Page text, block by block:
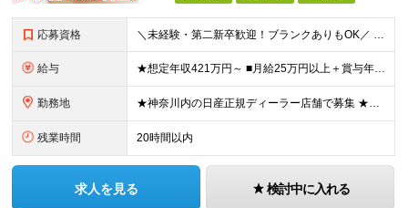
応募資格 ＼未経験・第二新卒歓迎！ブランクありもOK／ ★車に詳しくなくてもOK！ ◆普通自動車運転免許をお持ちの方（AT限定可） ◆専門卒以上 ★こんな方にピッタリです！★ ・「人と話すのが好き」など、接客
給与 ★想定年収421万円～ ■月給25万円以上＋賞与年2回（昨年度実績：4.6ヶ月分）＋各種手当 ★頑張りに応じたインセンティブ・手当が充実！ 「販売台数報奨手当」 「利益報奨手当」 「保険業績手当」
勤務地 ★神奈川内の日産正規ディーラー店舗で募集 ★マイカー・バイク通勤OK！従業員用に駐車場も用意 神奈川県内128店舗のうちから、希望を考慮して決定します。 【新車店舗】 ■横浜市 （鶴見区、神奈川区
残業時間 20時間以内
求人を見る 検討中に入れる